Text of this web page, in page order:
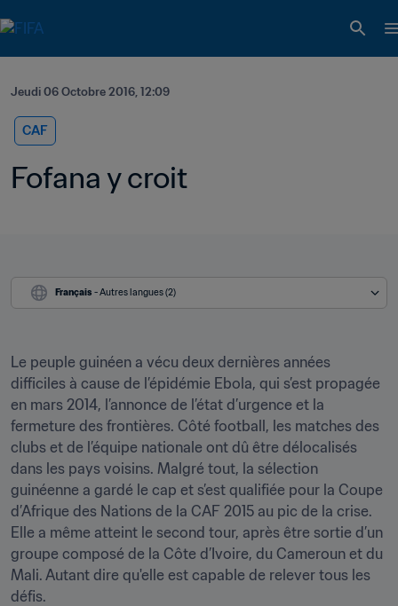
Jeudi 06 Octobre 2016, 12:09
CAF
Fofana y croit
Français - Autres langues (2)
Le peuple guinéen a vécu deux dernières années
difficiles à cause de l’épidémie Ebola, qui s’est propagée
en mars 2014, l’annonce de l’état d’urgence et la
fermeture des frontières. Côté football, les matches des
clubs et de l’équipe nationale ont dû être délocalisés
dans les pays voisins. Malgré tout, la sélection
guinéenne a gardé le cap et s’est qualifiée pour la Coupe
d’Afrique des Nations de la CAF 2015 au pic de la crise.
Elle a même atteint le second tour, après être sortie d’un
groupe composé de la Côte d’Ivoire, du Cameroun et du
Mali. Autant dire qu'elle est capable de relever tous les
défis.